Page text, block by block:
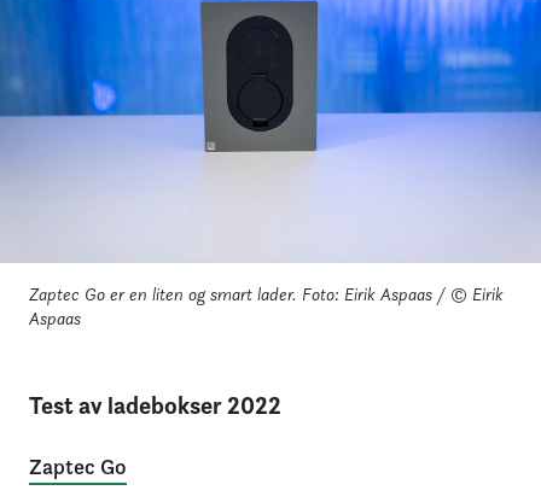
Zaptec Go er en liten og smart lader. Foto: Eirik Aspaas / © Eirik
Aspaas
Test av ladebokser 2022
Zaptec Go